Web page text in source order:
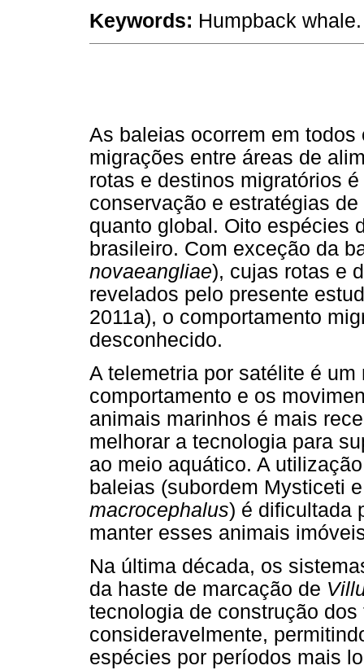
Keywords: Humpback
As baleias ocorrem em
migrações entre áreas de
rotas e destinos migratórios
conservação e estratégias
quanto global. Oito espécies
brasileiro. Com exceção da
novaeangliae), cujas rotas e
revelados pelo presente
2011a), o comportamento
desconhecido.
A telemetria por satélite é
comportamento e os
animais marinhos é mais
melhorar a tecnologia para
ao meio aquático. A
baleias (subordem Mysticeti
macrocephalus) é dificultada
manter esses animais
Na última década, os
da haste de marcação de
tecnologia de construção
consideravelmente,
espécies por períodos mais